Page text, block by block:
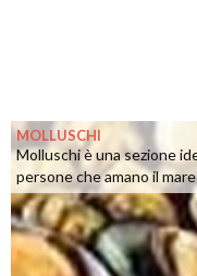
MOLLUSCHI
Molluschi è una sezione
persone che amano il